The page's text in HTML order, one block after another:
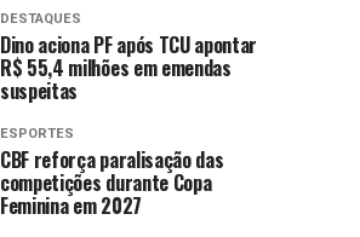
DESTAQUES
Dino aciona PF após TCU apontar
R$ 55,4 milhões em emendas
suspeitas
ESPORTES
CBF reforça paralisação das
competições durante Copa
Feminina em 2027